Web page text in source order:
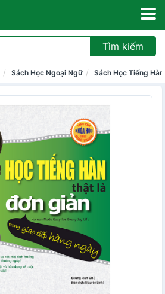
Tìm kiếm
Sách Học Ngoại Ngữ Sách Học Tiếng Hàn